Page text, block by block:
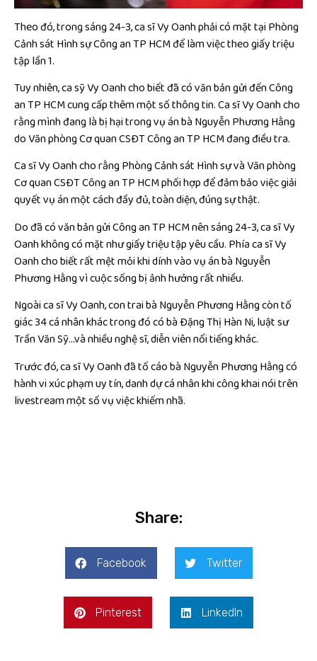
Theo đó, trong sáng 24-3, ca sĩ Vy Oanh phải có mặt tại Phòng
Cảnh sát Hình sự Công an TP HCM để làm việc theo giấy triệu
tập lần 1.
Tuy nhiên, ca sỹ Vy Oanh cho biết đã có văn bản gửi đến Công
an TP HCM cung cấp thêm một số thông tin. Ca sĩ Vy Oanh cho
rằng mình đang là bị hại trong vụ án bà Nguyễn Phương Hằng
do Văn phòng Cơ quan CSĐT Công an TP HCM đang điều tra.
Ca sĩ Vy Oanh cho rằng Phòng Cảnh sát Hình sự và Văn phòng
Cơ quan CSĐT Công an TP HCM phối hợp để đảm bảo việc giải
quyết vụ án một cách đầy đủ, toàn diện, đúng sự thật.
Do đã có văn bản gửi Công an TP HCM nên sáng 24-3, ca sĩ Vy
Oanh không có mặt như giấy triệu tập yêu cầu. Phía ca sĩ Vy
Oanh cho biết rất mệt mỏi khi dính vào vụ án bà Nguyễn
Phương Hằng vì cuộc sống bị ảnh hưởng rất nhiều.
Ngoài ca sĩ Vy Oanh, con trai bà Nguyễn Phương Hằng còn tố
giác 34 cá nhân khác trong đó có bà Đặng Thị Hàn Ni, luật sư
Trần Văn Sỹ…và nhiều nghệ sĩ, diễn viên nổi tiếng khác.
Trước đó, ca sĩ Vy Oanh đã tố cáo bà Nguyễn Phương Hằng có
hành vi xúc phạm uy tín, danh dự cá nhân khi công khai nói trên
livestream một số vụ việc khiếm nhã.
Share:
Facebook Twitter
Pinterest LinkedIn